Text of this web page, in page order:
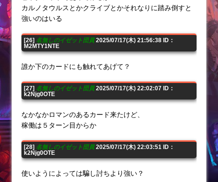
カルノタウルスとかクライブとかそれなりに踏み倒すと
強いのはいる
[26] 名無しのイゼット団員2025/07/17(木) 21:56:38 ID：
M2MTY1NTE
誰か下のカードにも触れてあげて？
[27] 名無しのイゼット団員2025/07/17(木) 22:02:07 ID：
k2Njg0OTE
なかなかロマンのあるカード来たけど、
稼働は５ターン目からか
[28] 名無しのイゼット団員2025/07/17(木) 22:03:51 ID：
k2Njg0OTE
使いようによっては騙し討ちより強い？